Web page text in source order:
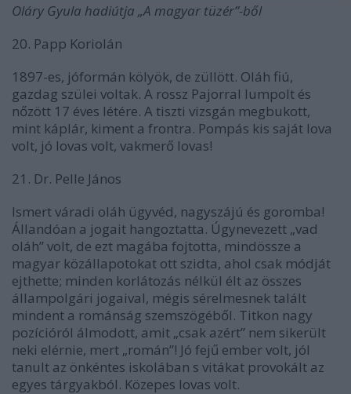
Oláry Gyula hadiútja „A magyar tüzér”-ből
20. Papp Koriolán
1897-es, jóformán kölyök, de züllött. Oláh fiú,
gazdag szülei voltak. A rossz Pajorral lumpolt és
nőzött 17 éves létére. A tiszti vizsgán megbukott,
mint káplár, kiment a frontra. Pompás kis saját lova
volt, jó lovas volt, vakmerő lovas!
21. Dr. Pelle János
Ismert váradi oláh ügyvéd, nagyszájú és goromba!
Állandóan a jogait hangoztatta. Úgynevezett „vad
oláh” volt, de ezt magába fojtotta, mindössze a
magyar közállapotokat ott szidta, ahol csak módját
ejthette; minden korlátozás nélkül élt az összes
állampolgári jogaival, mégis sérelmesnek talált
mindent a románság szemszögéből. Titkon nagy
pozícióról álmodott, amit „csak azért” nem sikerült
neki elérnie, mert „román”! Jó fejű ember volt, jól
tanult az önkéntes iskolában s vitákat provokált az
egyes tárgyakból. Közepes lovas volt.